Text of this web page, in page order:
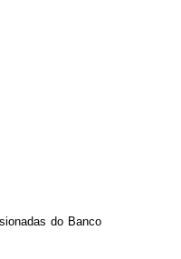
do Banco